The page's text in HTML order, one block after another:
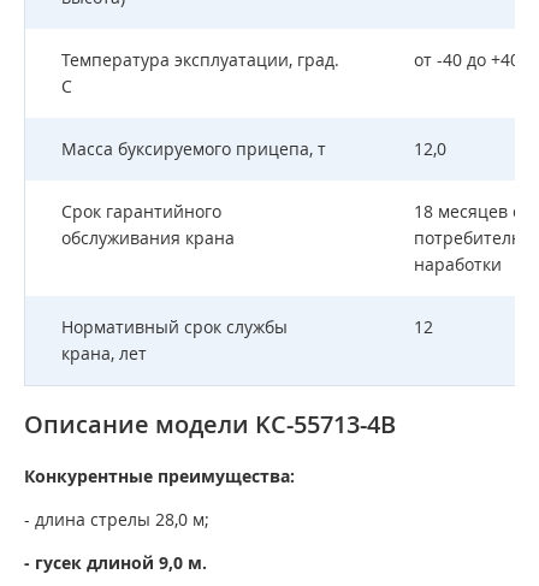
Температура эксплуатации, град.
С
от -40 до +40
Масса буксируемого прицепа, т 12,0
Срок гарантийного
обслуживания крана
18 месяцев с
потребителю,
наработки
Нормативный срок службы
крана, лет
12
Описание модели KC-55713-4В
Конкурентные преимущества:
- длина стрелы 28,0 м;
- гусек длиной 9,0 м.